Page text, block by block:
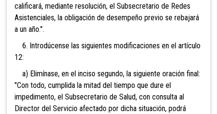
calificará, mediante resolución, el Subsecretario de Redes
Asistenciales, la obligación de desempeño previo se rebajará
a un año.".
6. Introdúcense las siguientes modificaciones en el artículo
12:
a) Elimínase, en el inciso segundo, la siguiente oración final:
"Con todo, cumplida la mitad del tiempo que dure el
impedimento, el Subsecretario de Salud, con consulta al
Director del Servicio afectado por dicha situación, podrá